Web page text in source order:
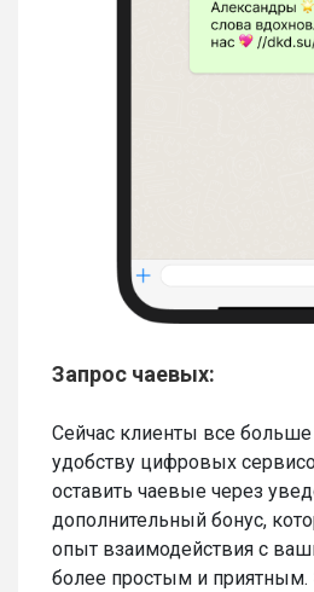
Запрос чаевых:
Сейчас клиенты все
удобству цифровых
оставить чаевые через
дополнительный бонус,
опыт взаимодействия с
более простым и приятным.